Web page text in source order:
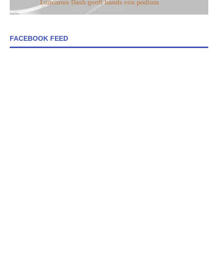
FACEBOOK FEED